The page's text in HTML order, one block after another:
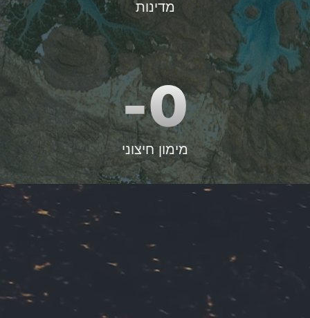
מדינות
0-
מימון חיצוני